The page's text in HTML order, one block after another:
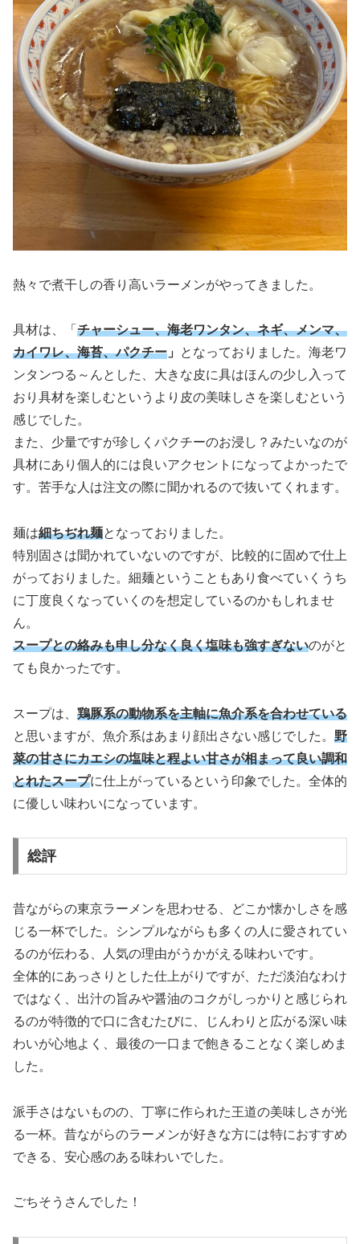
熱々で煮干しの香り高いラーメンがやってきました。
具材は、「 チャーシュー、海老ワンタン、ネギ、メンマ、
カイワレ、海苔、パクチー 」
となっておりました。海老ワ
ンタンつる～んとした、大きな皮に具はほんの少し入って
おり具材を楽しむというより皮の美味しさを楽しむという
感じでした。
また、少量ですが珍しくパクチーのお浸し？みたいなのが
具材にあり個人的には良いアクセントになってよかったで
す。苦手な人は注文の際に聞かれるので抜いてくれます。
麺は細ちぢれ麺となっておりました。
特別固さは聞かれていないのですが、比較的に固めで仕上
がっておりました。細麺ということもあり食べていくうち
に丁度良くなっていくのを想定しているのかもしれませ
ん。
スープとの絡みも申し分なく良く塩味も強すぎないのがと
ても良かったです。
スープは、 鶏豚系の動物系を主軸に魚介系を合わせている
と思いますが、魚介系はあまり顔出さない感じでした。 野
菜の甘さにカエシの塩味と程よい甘さが相まって良い調和
とれたスープに仕上がっているという印象でした。全体的
に優しい味わいになっています。
総評
昔ながらの東京ラーメンを思わせる、どこか懐かしさを感
じる一杯でした。シンプルながらも多くの人に愛されてい
るのが伝わる、人気の理由がうかがえる味わいです。
全体的にあっさりとした仕上がりですが、ただ淡泊なわけ
ではなく、出汁の旨みや醤油のコクがしっかりと感じられ
るのが特徴的で口に含むたびに、じんわりと広がる深い味
わいが心地よく、最後の一口まで飽きることなく楽しめま
した。
派手さはないものの、丁寧に作られた王道の美味しさが光
る一杯。昔ながらのラーメンが好きな方には特におすすめ
できる、安心感のある味わいでした。
ごちそうさんでした！